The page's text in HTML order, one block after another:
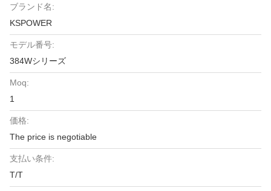
ブランド名:
KSPOWER
モデル番号:
384Wシリーズ
Moq:
1
価格:
The price is negotiable
支払い条件:
T/T